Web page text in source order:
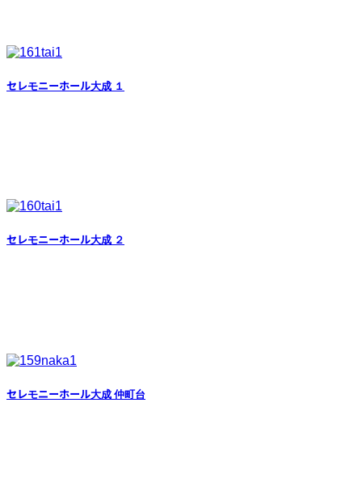
セレモニーホール大成 １
セレモニーホール大成 ２
セレモニーホール大成 仲町台